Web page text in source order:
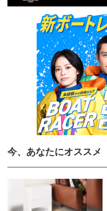
今、あなたにオススメ